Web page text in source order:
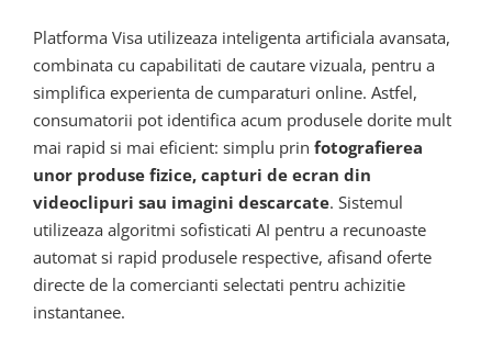
Platforma Visa utilizeaza inteligenta artificiala avansata,
combinata cu capabilitati de cautare vizuala, pentru a
simplifica experienta de cumparaturi online. Astfel,
consumatorii pot identifica acum produsele dorite mult
mai rapid si mai eficient: simplu prin fotografierea
unor produse fizice, capturi de ecran din
videoclipuri sau imagini descarcate. Sistemul
utilizeaza algoritmi sofisticati AI pentru a recunoaste
automat si rapid produsele respective, afisand oferte
directe de la comercianti selectati pentru achizitie
instantanee.